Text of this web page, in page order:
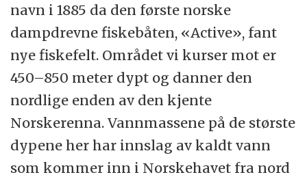
navn i 1885 da den første norske
dampdrevne fiskebåten, «Active», fant
nye fiskefelt. Området vi kurser mot er
450–850 meter dypt og danner den
nordlige enden av den kjente
Norskerenna. Vannmassene på de største
dypene her har innslag av kaldt vann
som kommer inn i Norskehavet fra nord